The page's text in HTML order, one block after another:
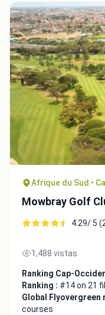
Afrique du Sud •
Mowbray Golf
4.29/ 5
1,488 vistas
Ranking Cap-
Ranking : #14 on 21
Global Flyovergreen
courses